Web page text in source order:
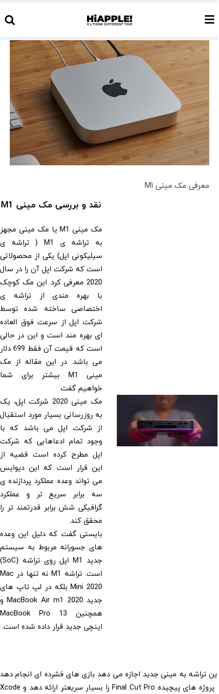
مشاهده
بزرگ‌تر
معرفی مک مینی M1
نقد و بررسی مک مینی M1
مک مینی M1 یا مک مینی مجهز
به تراشه ی M1 ( تراشه ی
سیلیکونی اپل) یکی از محصولاتی
است که شرکت اپل آن را در سال
2020 معرفی کرد. این مک کوچک
با بهره مندی از تراشه ی
اختصاصی ساخته شده توسط
شرکت اپل از سرعت فوق العاده
ای بهره مند است و این در حالی
است که قیمت آن فقط 699 دلار
می باشد. در این مقاله از مک
مینی M1 بیشتر برای شما
خواهیم گفت.
مک مینی 2020 شرکت اپل، یک
به روزرسانی بسیار مورد استقبال
از شرکت اپل می باشد که با
وجود تمام ادعاهایی که شرکت
اپل مطرح کرده است قضیه از
این قرار است که این دیوایس
می تواند وعده عملکرد پردازنده ی
سه برابر سریع تر و عملکرد
گرافیکی شش برابر قدرتمند تر را
محقق کند.
بایستی گفت که دلیل این وعده
های جسورانه مربوط به سیستم
جدید M1 اپل روی تراشه (SoC)
است. تراشه M1 نه تنها در Mac
Mini 2020 بلکه در لپ تاپ های
جدید MacBook Air m1 2020 و
همچنین MacBook Pro 13
اینچی جدید قرار داده شده است.
تراشه به مینی جدید اجازه می دهد بازی های فشرده ای انجام دهد
، پروژه های پیچیده Final Cut Pro را بسیار سریعتر ارائه دهد و Xcode